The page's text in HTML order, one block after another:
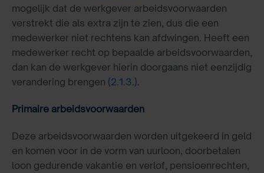
mogelijk dat de werkgever arbeidsvoorwaarden
verstrekt die als extra zijn te zien, dus die een
medewerker niet rechtens kan afdwingen. Heeft een
medewerker recht op bepaalde arbeidsvoorwaarden,
dan kan de werkgever hierin doorgaans niet eenzijdig
verandering brengen (2.1.3.).
Primaire arbeidsvoorwaarden
Deze arbeidsvoorwaarden worden uitgekeerd in geld
en komen voor in de vorm van uurloon, doorbetalen
loon gedurende vakantie en verlof, pensioenrechten,